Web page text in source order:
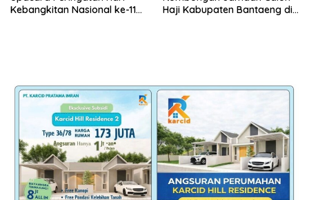
Kebangkitan Nasional ke-118
Haji Kabupaten Bantaeng di